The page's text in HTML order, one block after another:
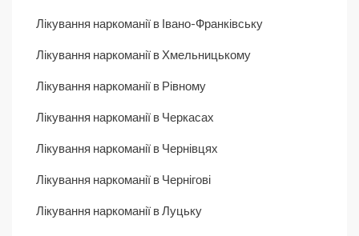
Лікування наркоманії в Івано-Франківську
Лікування наркоманії в Хмельницькому
Лікування наркоманії в Рівному
Лікування наркоманії в Черкасах
Лікування наркоманії в Чернівцях
Лікування наркоманії в Чернігові
Лікування наркоманії в Луцьку